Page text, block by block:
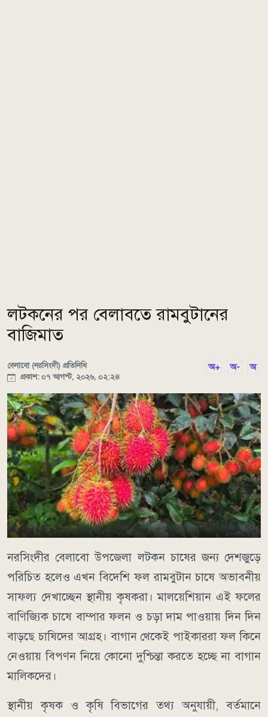
লটকনের পর বেলাবতে রামবুটানের
বাজিমাত
বেলাবো (নরসিংদী) প্রতিনিধি
প্রকাশ: ০৭ আগস্ট, ২০২৬, ০২:২৪
অ+ অ- অ
নরসিংদীর বেলাবো উপজেলা লটকন চাষের জন্য দেশজুড়ে
পরিচিত হলেও এখন বিদেশি ফল রামবুটান চাষে অভাবনীয়
সাফল্য দেখাচ্ছেন স্থানীয় কৃষকরা। মালয়েশিয়ান এই ফলের
বাণিজ্যিক চাষে বাম্পার ফলন ও চড়া দাম পাওয়ায় দিন দিন
বাড়ছে চাষিদের আগ্রহ। বাগান থেকেই পাইকাররা ফল কিনে
নেওয়ায় বিপণন নিয়ে কোনো দুশ্চিন্তা করতে হচ্ছে না বাগান
মালিকদের।
স্থানীয় কৃষক ও কৃষি বিভাগের তথ্য অনুযায়ী, বর্তমানে